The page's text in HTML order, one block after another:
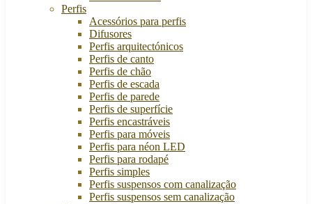
Perfis
Acessórios para perfis
Difusores
Perfis arquitectónicos
Perfis de canto
Perfis de chão
Perfis de escada
Perfis de parede
Perfis de superfície
Perfis encastráveis
Perfis para móveis
Perfis para néon LED
Perfis para rodapé
Perfis simples
Perfis suspensos com canalização
Perfis suspensos sem canalização